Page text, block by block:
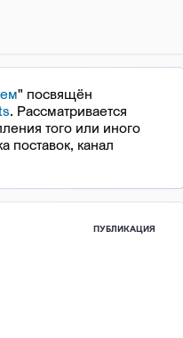
" посвящён
. Рассматривается
того или иного
поставок, канал
ПУБЛИКАЦИЯ